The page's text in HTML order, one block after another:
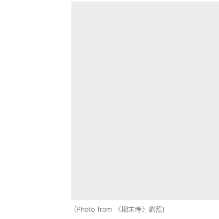
Photo from 《期末考》劇照